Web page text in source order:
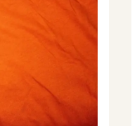
som
lag,
puder